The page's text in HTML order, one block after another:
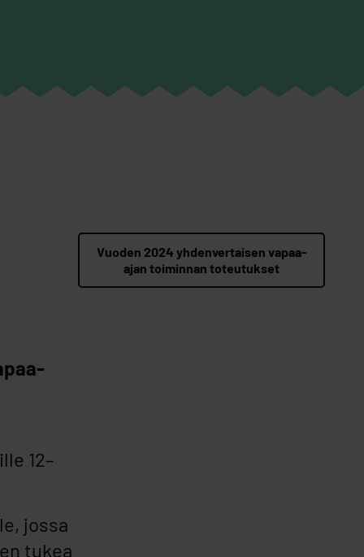
12–
jossa
tukea
Vuoden 2024 yhdenvertaisen vapaa-
ajan toiminnan toteutukset